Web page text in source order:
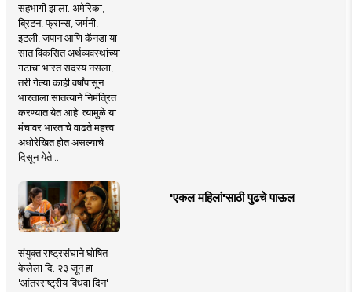
सहभागी झाला. अमेरिका,
ब्रिटन, फ्रान्स, जर्मनी,
इटली, जपान आणि कॅनडा या
सात विकसित अर्थव्यवस्थांच्या
गटाचा भारत सदस्य नसला,
तरी गेल्या काही वर्षांपासून
भारताला सातत्याने निमंत्रित
करण्यात येत आहे. त्यामुळे या
मंचावर भारताचे वाढते महत्त्व
अधोरेखित होत असल्याचे
दिसून येते...
'एकल महिलां'साठी पुढचे पाऊल
संयुक्त राष्ट्रसंघाने घोषित
केलेला दि. २३ जून हा
'आंतरराष्ट्रीय विधवा दिन'